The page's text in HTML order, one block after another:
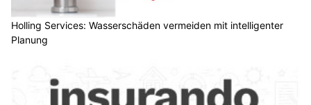
Holling Services: Wasserschäden vermeiden mit intelligenter
Planung